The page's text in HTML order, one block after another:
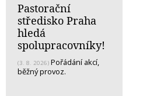
Pastorační
středisko Praha
hledá
spolupracovníky!
(3. 8. 2026) Pořádání akcí,
běžný provoz.